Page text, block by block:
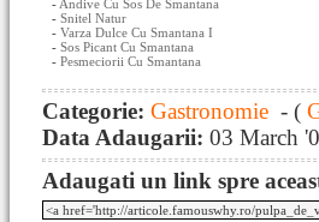
- Andive Cu Sos De Smantana
- Snitel Natur
- Varza Dulce Cu Smantana I
- Sos Picant Cu Smantana
- Pesmeciorii Cu Smantana
Categorie: Gastronomie - (
Data Adaugarii: 03 March
Adaugati un link spre